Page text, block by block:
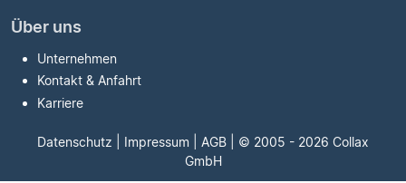
Über uns
Unternehmen
Kontakt & Anfahrt
Karriere
Datenschutz Impressum AGB | © 2005 - 2026 Collax
GmbH